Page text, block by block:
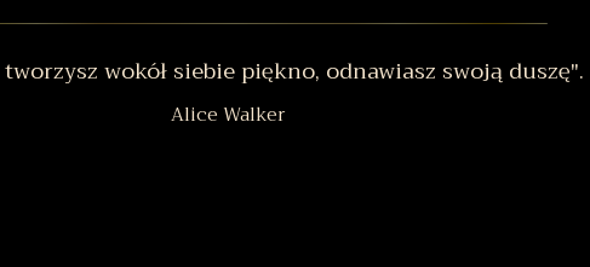
tworzysz wokół siebie piękno, odnawiasz swoją duszę".
Alice Walker